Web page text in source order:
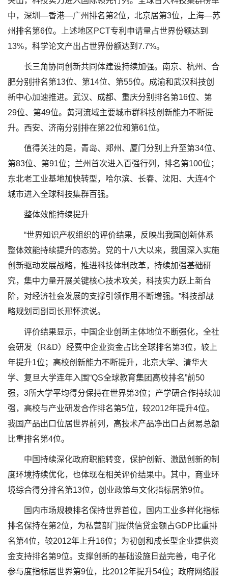
中，深圳—香港—广州排名第2位，北京居第3位，上海—苏
州排名第6位。上述地区PCT专利申请量占世界份额达到
13%，科学论文产出占世界份额达到7.7%。
长三角协同创新共同体建设持续加强。南京、杭州、合
肥分别排名第13位、第14位、第55位。成渝和武汉科技创
新中心加速推进。武汉、成都、重庆分别排名第16位、第
29位、第49位。黄河流域主要城市群科技创新能力不断提
升。西安、济南分别排在第22位和第61位。
值得关注的是，青岛、郑州、厦门分别上升至第34位、
第83位、第91位；兰州首次进入百强行列，排名第100位；
东北老工业基地加快转型，哈尔滨、长春、沈阳、大连4个
城市进入全球科技集群百强。
整体效能持续提升
“世界知识产权组织的评价结果，反映出我国创新体系
整体效能持续提升的态势。党的十八大以来，我国深入实施
创新驱动发展战略，推进科技体制改革，持续加强基础研
究，集中力量开展关键核心技术攻关，科技实力跃上新台
阶，对经济社会发展的支撑引领作用不断增强。”科技部战
略规划司副司长邢怀滨说。
评价结果显示，中国企业创新主体地位不断强化，全社
会研发（R&D）经费中企业资金占比全球排名第3位，较上
年提升1位；高校创新能力不断提升，北京大学、清华大
学、复旦大学连年入围“QS全球教育集团高校排名”前50
强，3所大学平均得分保持在世界第3位；产学研合作持续加
强，高校与产业研发合作排名第5位，较2012年提升4位。
我国产品出口位居世界前列，高技术产品净出口占贸易总额
比重排名第4位。
中国持续深化政府职能转变，保护创新、激励创新的制
度环境持续优化，也体现在相关评价结果中。其中，商业环
境综合得分排名第13位，创业政策与文化指标居第9位。
国内市场规模排名保持世界首位，国内工业多样化指标
排名保持在第2位，为私营部门提供信贷金额占GDP比重排
名第4位，较2012年上升16位；为初创和成长型企业提供资
金支持排名第9位。支撑创新的基础设施日益完善，电子化
参与度指标居世界第9位，比2012年提升54位；政府网络服